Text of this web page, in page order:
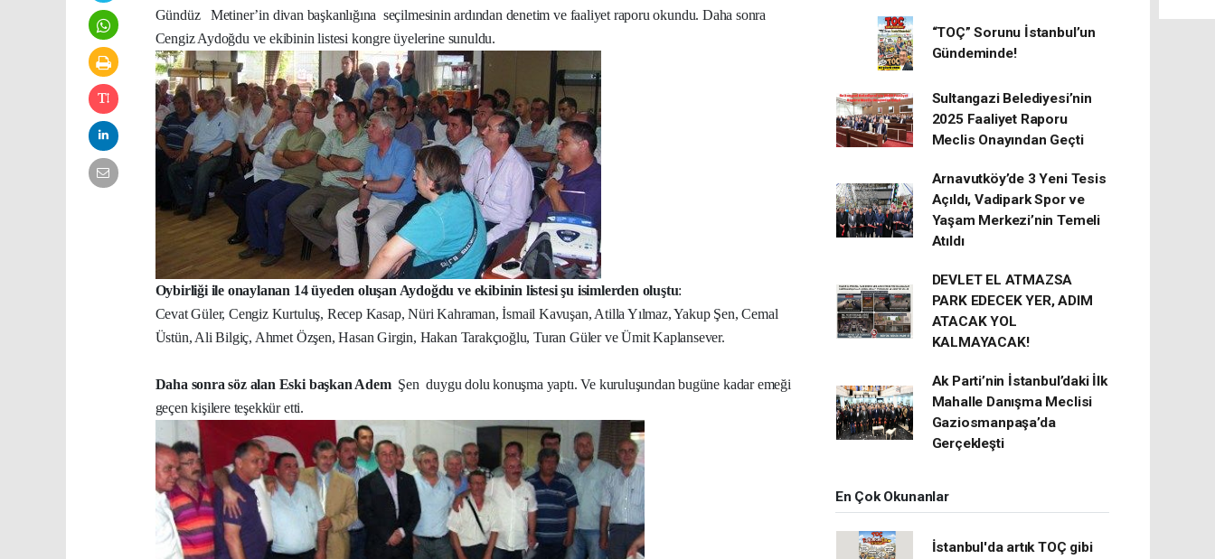
Gündüz
Metiner’in divan başkanlığına seçilmesinin ardından denetim ve faaliyet raporu okundu. Daha sonra
Cengiz Aydoğdu ve ekibinin listesi kongre üyelerine sunuldu.
Oybirliği ile onaylanan 14 üyeden oluşan Aydoğdu ve ekibinin listesi şu isimlerden oluştu:
Cevat Güler, Cengiz Kurtuluş, Recep Kasap, Nüri Kahraman, İsmail Kavuşan, Atilla Yılmaz, Yakup Şen, Cemal
Üstün, Ali Bilgiç, Ahmet Özşen, Hasan Girgin, Hakan Tarakçıoğlu, Turan Güler ve Ümit Kaplansever.
Daha sonra söz alan Eski başkan Adem Şen duygu dolu konuşma yaptı. Ve kuruluşundan bugüne kadar emeği
geçen kişilere teşekkür etti.
“TOÇ” Sorunu İstanbul’un
Gündeminde!
Sultangazi Belediyesi’nin
2025 Faaliyet Raporu
Meclis Onayından Geçti
Arnavutköy’de 3 Yeni Tesis
Açıldı, Vadipark Spor ve
Yaşam Merkezi’nin Temeli
Atıldı
DEVLET EL ATMAZSA
PARK EDECEK YER, ADIM
ATACAK YOL
KALMAYACAK!
Ak Parti’nin İstanbul’daki İlk
Mahalle Danışma Meclisi
Gaziosmanpaşa’da
Gerçekleşti
En Çok Okunanlar
İstanbul'da artık TOÇ gibi